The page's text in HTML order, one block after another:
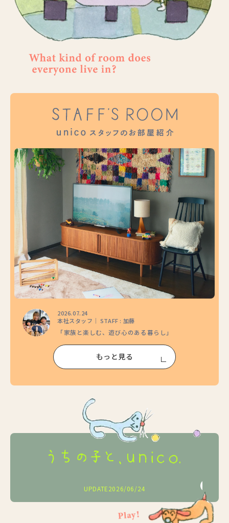
2026.07.24
本社スタッフ｜ STAFF : 加藤
「家族と楽しむ、遊び心のある暮らし」
もっと見る
2026/05/25